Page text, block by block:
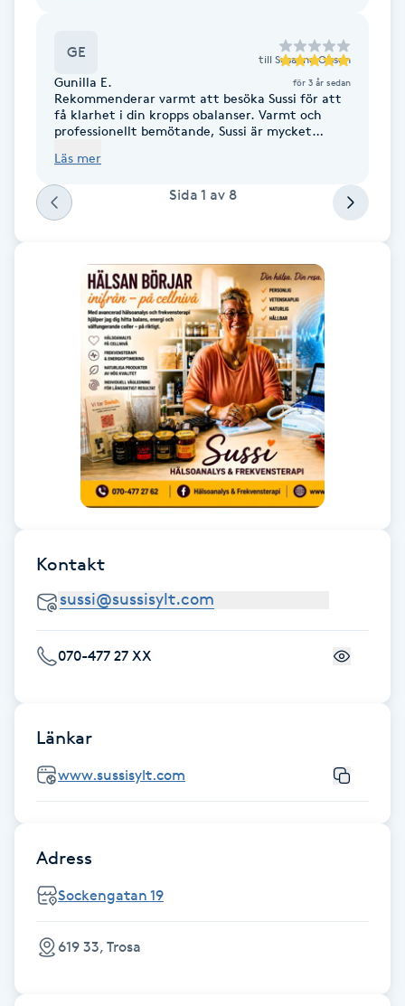
Extensions
Extensions borttagning
Eyeliner-tatuering
Face framing
Faceliftmassage
Fet hårbotten
Fettreducering
Fibromassage
Fotmassage
Fotsvamp
Fotvård
Fransborttagning
Fransfärgning
Fransförlängning Megavolym
GE till Susanne Olsson
Gunilla E. för 3 år sedan
Rekommenderar varmt att besöka Sussi för att
få klarhet i din kropps obalanser. Varmt och
professionellt bemötande, Sussi är mycket
scanningen visade och vad du kan göra för att
Läs mer
Sida 1 av 8
Kontakt
070-477 27 XX
Länkar
www.sussisylt.com
Adress
Sockengatan 19
619 33, Trosa